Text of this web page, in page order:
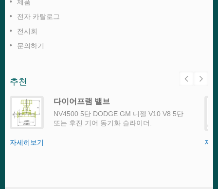
제품
전자 카탈로그
전시회
문의하기
추천
다이어프램 밸브
NV4500 5단 DODGE GM 디젤 V10 V8 5단
또는 후진 기어 동기화 슬라이더.
자세히보기 자